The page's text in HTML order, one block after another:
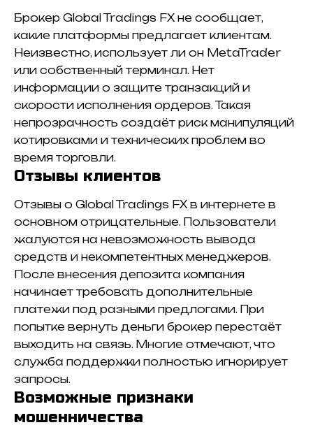
Брокер Global Tradings FX не сообщает,
какие платформы предлагает клиентам.
Неизвестно, использует ли он MetaTrader
или собственный терминал. Нет
информации о защите транзакций и
скорости исполнения ордеров. Такая
непрозрачность создаёт риск манипуляций
котировками и технических проблем во
время торговли.
Отзывы клиентов
Отзывы о Global Tradings FX в интернете в
основном отрицательные. Пользователи
жалуются на невозможность вывода
средств и некомпетентных менеджеров.
После внесения депозита компания
начинает требовать дополнительные
платежи под разными предлогами. При
попытке вернуть деньги брокер перестаёт
выходить на связь. Многие отмечают, что
служба поддержки полностью игнорирует
запросы.
Возможные признаки
мошенничества